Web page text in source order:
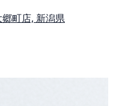
町店, 新潟県